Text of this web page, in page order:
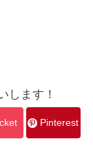
します！
Pinterest